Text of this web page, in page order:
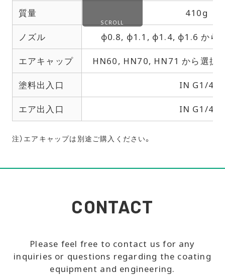
質量 410g
ノズル φ0.8, φ1.1, φ1.4, φ1.6 から
エアキャップ HN60, HN70, HN71 から選択
塗料出入口 IN G1/4
エア出入口 IN G1/4
SCROLL
注）エアキャップは別途ご購入ください。
CONTACT
Please feel free to contact us for any
inquiries or questions regarding the coating
equipment and engineering.